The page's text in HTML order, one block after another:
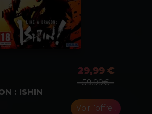
: ISHIN
29,99 €
59.99€
Voir l'offre !